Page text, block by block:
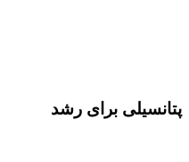
پتانسیلی برای رشد